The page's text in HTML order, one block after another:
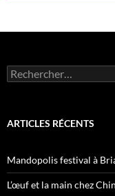
Rechercher :
ARTICLES RÉCENTS
Mandopolis festival à
L’œuf et la main chez